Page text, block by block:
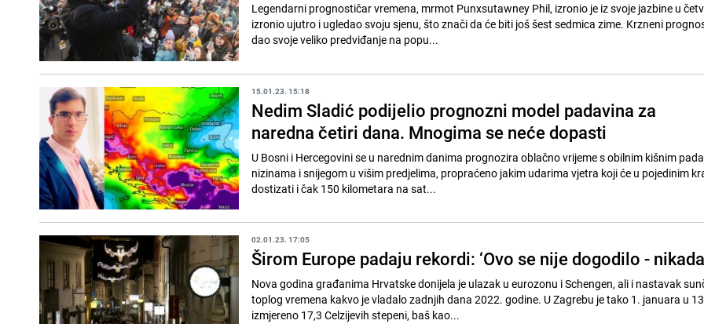
Legendarni prognostičar vremena, mrmot Punxsutawney Phil, izronio je iz svoje jazbine u
izronio ujutro i ugledao svoju sjenu, što znači da će biti još šest sedmica zime. Krzneni
dao svoje veliko predviđanje na popu...
15.01.23. 15:18
Nedim Sladić podijelio prognozni model padavina za
naredna četiri dana. Mnogima se neće dopasti
U Bosni i Hercegovini se u narednim danima prognozira oblačno vrijeme s obilnim kišnim
nizinama i snijegom u višim predjelima, propraćeno jakim udarima vjetra koji će u pojedinim
dostizati i čak 150 kilometara na sat...
02.01.23. 17:05
Širom Europe padaju rekordi: ‘Ovo se nije dogodilo -
Nova godina građanima Hrvatske donijela je ulazak u eurozonu i Schengen, ali i nastavak
toplog vremena kakvo je vladalo zadnjih dana 2022. godine. U Zagrebu je tako 1. januara u
izmjereno 17,3 Celzijevih stepeni, baš kao...